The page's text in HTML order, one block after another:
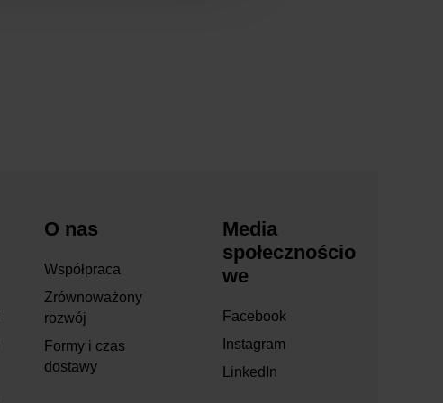
O nas
Współpraca
Zrównoważony
rozwój
Formy i czas
dostawy
Media
społecznościo
we
Facebook
Instagram
LinkedIn